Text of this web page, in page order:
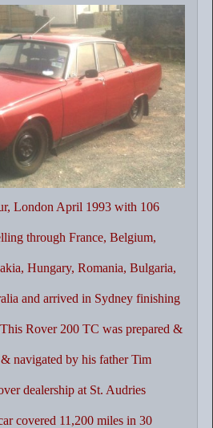
London April 1993 with 106
through France, Belgium,
Hungary, Romania, Bulgaria,
and arrived in Sydney finishing
Rover 200 TC was prepared &
navigated by his father Tim
dealership at St. Audries
covered 11,200 miles in 30